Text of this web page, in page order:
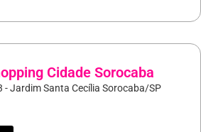
Cidade Sorocaba
- Jardim Santa Cecília Sorocaba/SP